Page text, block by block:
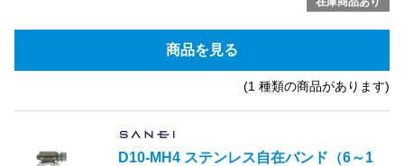
商品を見る
(1 種類の商品があります)
D10-MH4 ステンレス自在バンド（6～1